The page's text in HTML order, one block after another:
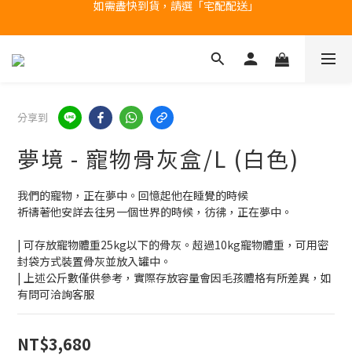
台北民權門市，現貨展示中
分享到
夢境 - 寵物骨灰盒/L (白色)
我們的寵物，正在夢中。回憶起他在睡覺的時候
祈禱著他安詳去往另一個世界的時候，彷彿，正在夢中。
| 可存放寵物體重25kg以下的骨灰。超過10kg寵物體重，可用密
封袋方式裝置骨灰並放入罐中。
| 上述公斤數僅供參考，實際存放容量會因毛孩體格有所差異，如
有問可洽詢客服
NT$3,680